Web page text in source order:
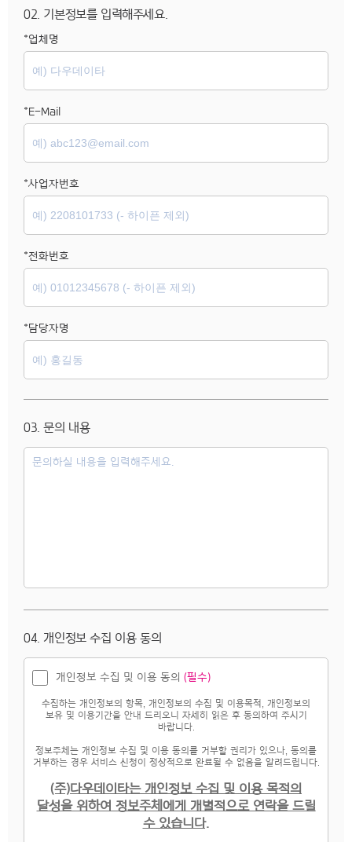
02. 기본정보를 입력해주세요.
*업체명
*E-Mail
*사업자번호
*전화번호
*담당자명
03. 문의 내용
04. 개인정보 수집 이용 동의
개인정보 수집 및 이용 동의 (필수)
수집하는 개인정보의 항목, 개인정보의 수집 및 이용목적, 개인정보의
보유 및 이용기간을 안내 드리오니 자세히 읽은 후 동의하여 주시기
바랍니다.
정보주체는 개인정보 수집 및 이용 동의를 거부할 권리가 있으나, 동의를
거부하는 경우 서비스 신청이 정상적으로 완료될 수 없음을 알려드립니다.
(주)다우데이타는 개인정보 수집 및 이용 목적의
달성을 위하여 정보주체에게 개별적으로 연락을 드릴
수 있습니다.